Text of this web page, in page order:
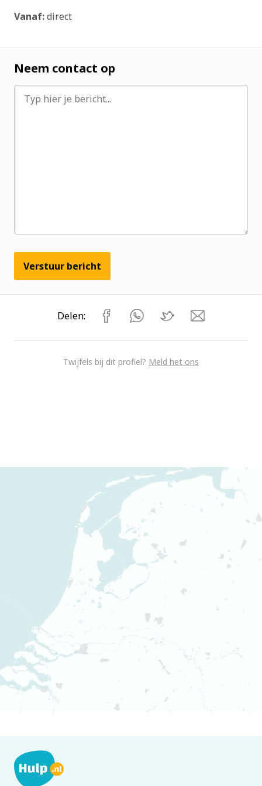
Vanaf:direct
Neem contact op
Verstuur bericht
Delen:
Twijfels bij dit profiel? Meld het ons